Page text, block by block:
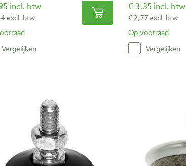
incl. btw
excl. btw
Vergelijken
€ 3,35 incl. btw
€ 2,77 excl. btw
Op voorraad
Vergelijken